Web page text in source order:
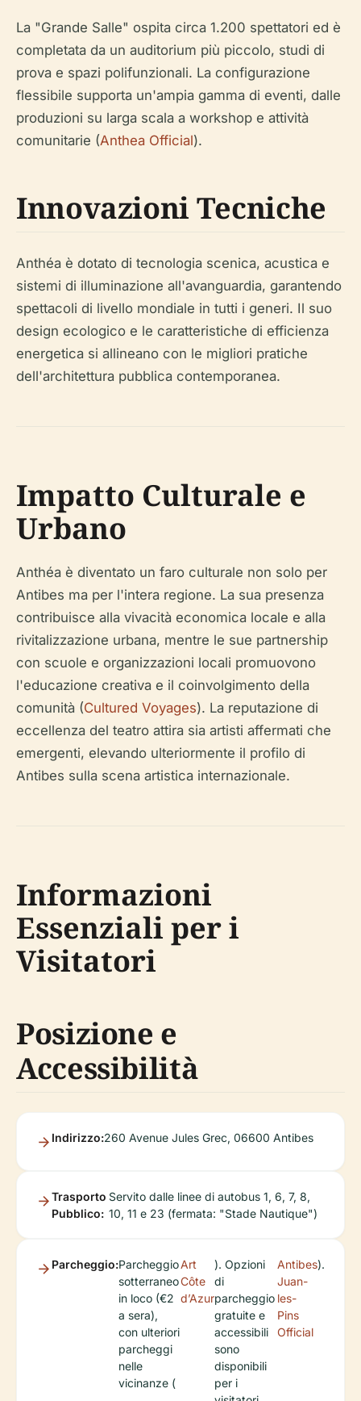
La "Grande Salle" ospita circa 1.200 spettatori ed è
completata da un auditorium più piccolo, studi di
prova e spazi polifunzionali. La configurazione
flessibile supporta un'ampia gamma di eventi, dalle
produzioni su larga scala a workshop e attività
comunitarie (Anthea Official).
Innovazioni Tecniche
Anthéa è dotato di tecnologia scenica, acustica e
sistemi di illuminazione all'avanguardia, garantendo
spettacoli di livello mondiale in tutti i generi. Il suo
design ecologico e le caratteristiche di efficienza
energetica si allineano con le migliori pratiche
dell'architettura pubblica contemporanea.
Impatto Culturale e
Urbano
Anthéa è diventato un faro culturale non solo per
Antibes ma per l'intera regione. La sua presenza
contribuisce alla vivacità economica locale e alla
rivitalizzazione urbana, mentre le sue partnership
con scuole e organizzazioni locali promuovono
l'educazione creativa e il coinvolgimento della
comunità (Cultured Voyages). La reputazione di
eccellenza del teatro attira sia artisti affermati che
emergenti, elevando ulteriormente il profilo di
Antibes sulla scena artistica internazionale.
Informazioni
Essenziali per i
Visitatori
Posizione e
Accessibilità
Indirizzo:260 Avenue Jules Grec, 06600 Antibes
Trasporto
Pubblico:
Servito dalle linee di autobus 1, 6, 7, 8,
10, 11 e 23 (fermata: "Stade Nautique")
Parcheggio:Parcheggio
sotterraneo
in loco (€2
a sera),
con ulteriori
parcheggi
nelle
vicinanze (
Art
Côte
d’Azur
). Opzioni
di
parcheggio
gratuite e
accessibili
sono
disponibili
per i
Antibes
Juan-
les-
Pins
Official
).